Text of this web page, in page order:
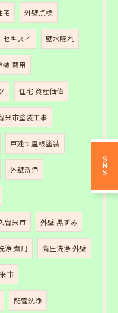
宅 外壁点検
セキスイ 壁水脹れ
装 費用
住宅 資産価値
米市塗装工事
戸建て屋根塗装
外壁洗浄
留米市 外壁 黒ずみ
浄 費用 高圧洗浄 外壁
市
配管洗浄
SNS